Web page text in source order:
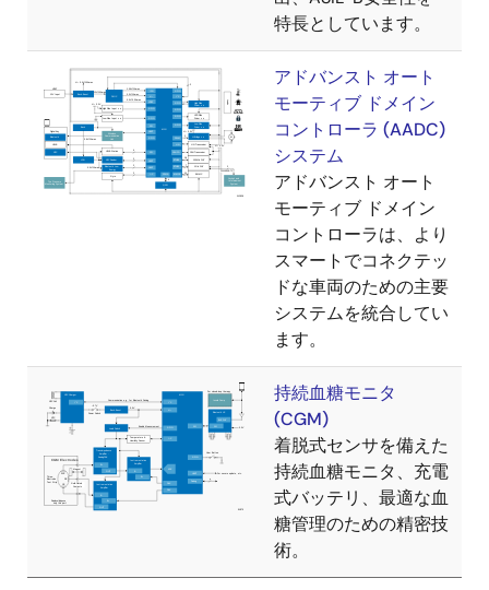
特長としています。
アドバンスト オート
モーティブ ドメイン
コントローラ (AADC)
システム
アドバンスト オート
モーティブ ドメイン
コントローラは、より
スマートでコネクテッ
ドな車両のための主要
システムを統合してい
ます。
持続血糖モニタ
(CGM)
着脱式センサを備えた
持続血糖モニタ、充電
式バッテリ、最適な血
糖管理のための精密技
術。